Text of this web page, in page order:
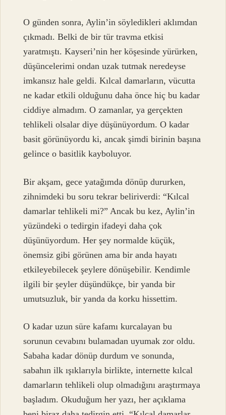
O günden sonra, Aylin’in söyledikleri aklımdan
çıkmadı. Belki de bir tür travma etkisi
yaratmıştı. Kayseri’nin her köşesinde yürürken,
düşüncelerimi ondan uzak tutmak neredeyse
imkansız hale geldi. Kılcal damarların, vücutta
ne kadar etkili olduğunu daha önce hiç bu kadar
ciddiye almadım. O zamanlar, ya gerçekten
tehlikeli olsalar diye düşünüyordum. O kadar
basit görünüyordu ki, ancak şimdi birinin başına
gelince o basitlik kayboluyor.
Bir akşam, gece yatağımda dönüp dururken,
zihnimdeki bu soru tekrar beliriverdi: “Kılcal
damarlar tehlikeli mi?” Ancak bu kez, Aylin’in
yüzündeki o tedirgin ifadeyi daha çok
düşünüyordum. Her şey normalde küçük,
önemsiz gibi görünen ama bir anda hayatı
etkileyebilecek şeylere dönüşebilir. Kendimle
ilgili bir şeyler düşündükçe, bir yanda bir
umutsuzluk, bir yanda da korku hissettim.
O kadar uzun süre kafamı kurcalayan bu
sorunun cevabını bulamadan uyumak zor oldu.
Sabaha kadar dönüp durdum ve sonunda,
sabahın ilk ışıklarıyla birlikte, internette kılcal
damarların tehlikeli olup olmadığını araştırmaya
başladım. Okuduğum her yazı, her açıklama